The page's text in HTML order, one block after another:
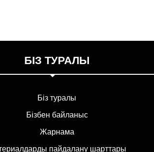
БІЗ ТУРАЛЫ
Біз туралы
Бізбен байланыс
Жарнама
пайдалану шарттары